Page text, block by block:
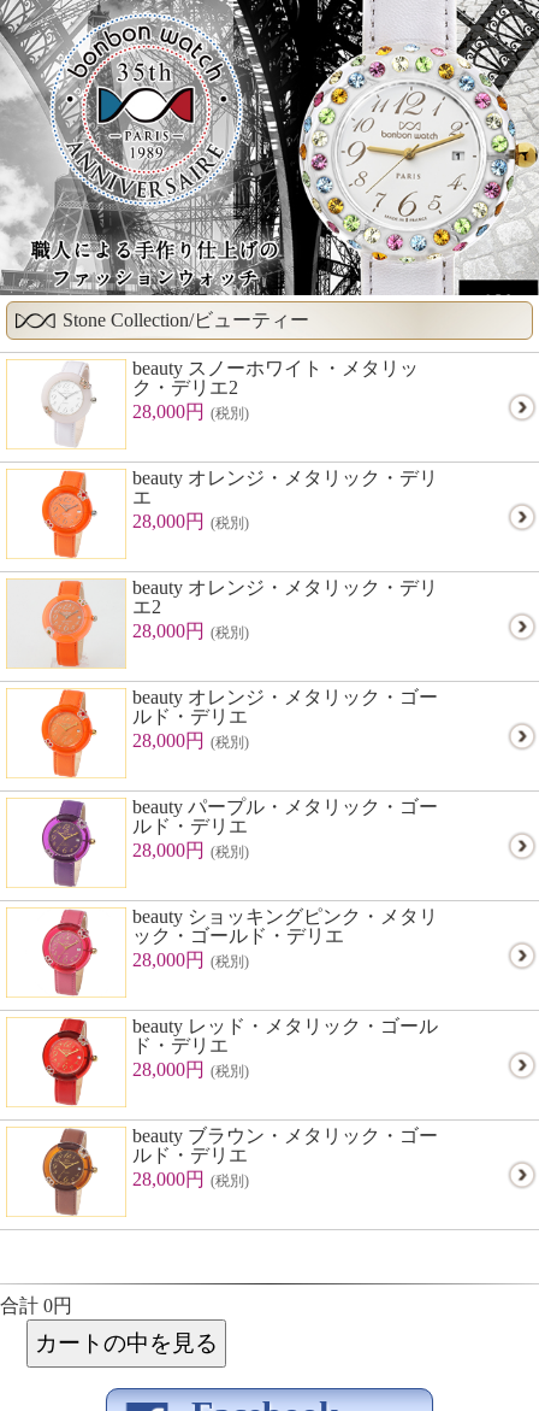
Stone Collection/ビューティー
beauty スノーホワイト・メタリッ
ク・デリエ2
28,000円 (税別)
beauty オレンジ・メタリック・デリ
エ
28,000円 (税別)
beauty オレンジ・メタリック・デリ
エ2
28,000円 (税別)
beauty オレンジ・メタリック・ゴー
ルド・デリエ
28,000円 (税別)
beauty パープル・メタリック・ゴー
ルド・デリエ
28,000円 (税別)
beauty ショッキングピンク・メタリ
ック・ゴールド・デリエ
28,000円 (税別)
beauty レッド・メタリック・ゴール
ド・デリエ
28,000円 (税別)
beauty ブラウン・メタリック・ゴー
ルド・デリエ
28,000円 (税別)
合計 0円